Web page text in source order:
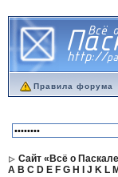
Правила форума
Сайт «Всё о
A B C D E F G H J K L M